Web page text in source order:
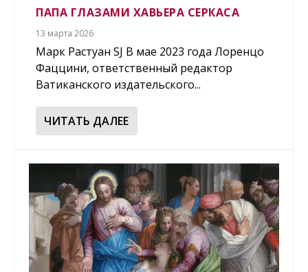
ПАПА ГЛАЗАМИ ХАВЬЕРА СЕРКАСА
13 марта 2026
Марк Растуан SJ В мае 2023 года Лоренцо
Фаццини, ответственный редактор
Ватиканского издательского...
ЧИТАТЬ ДАЛЕЕ